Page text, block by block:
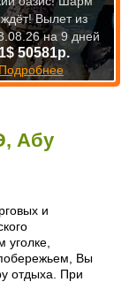
Абу
и
Вы
отдыха. При
50581р.
Подробнее
Вылет из
на 9 дней